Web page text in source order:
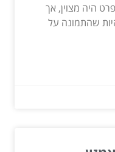
היה מצוין, אך
שהתמונה על